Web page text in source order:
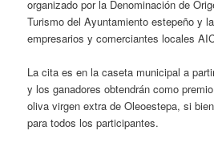
organizado por la Denominación de
Turismo del Ayuntamiento estepeño y
empresarios y comerciantes locales
La cita es en la caseta municipal a
y los ganadores obtendrán como
oliva virgen extra de Oleoestepa, si
para todos los participantes.